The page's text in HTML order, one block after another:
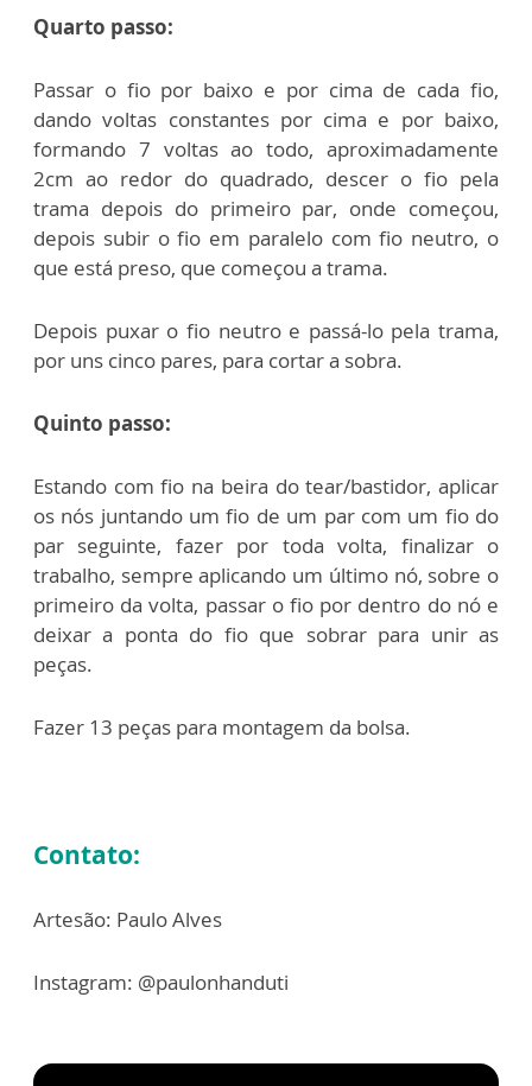
Quarto passo:
Passar o fio por baixo e por cima de cada fio,
dando voltas constantes por cima e por baixo,
formando 7 voltas ao todo, aproximadamente
2cm ao redor do quadrado, descer o fio pela
trama depois do primeiro par, onde começou,
depois subir o fio em paralelo com fio neutro, o
que está preso, que começou a trama.
Depois puxar o fio neutro e passá-lo pela trama,
por uns cinco pares, para cortar a sobra.
Quinto passo:
Estando com fio na beira do tear/bastidor, aplicar
os nós juntando um fio de um par com um fio do
par seguinte, fazer por toda volta, finalizar o
trabalho, sempre aplicando um último nó, sobre o
primeiro da volta, passar o fio por dentro do nó e
deixar a ponta do fio que sobrar para unir as
peças.
Fazer 13 peças para montagem da bolsa.
Contato:
Artesão: Paulo Alves
Instagram: @paulonhanduti